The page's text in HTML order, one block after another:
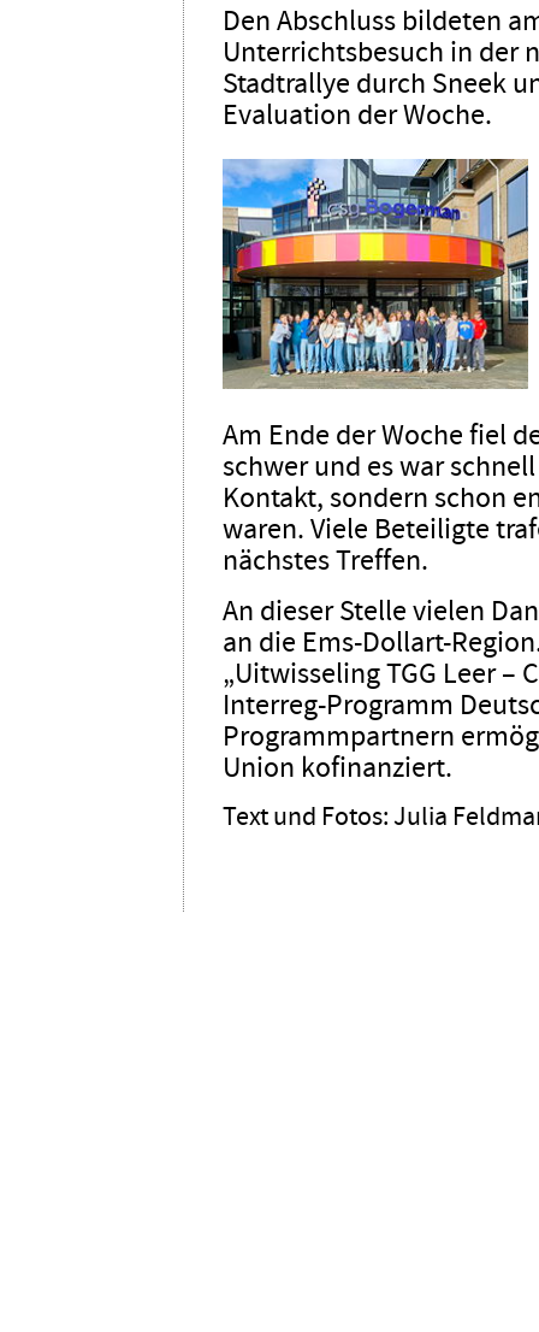
Den Abschluss bildeten
Unterrichts­besuch in der
Stadtrallye durch Sneek
Evaluation der Woche.
Am Ende der Woche fiel
schwer und es war
Kontakt, sondern schon
waren. Viele Beteiligte
nächstes Treffen.
An dieser Stelle vielen
an die Ems-Dollart-
„Uitwisseling TGG Leer –
Interreg-Programm
Programmpartnern
Union kofinanziert.
Text und Fotos: Julia